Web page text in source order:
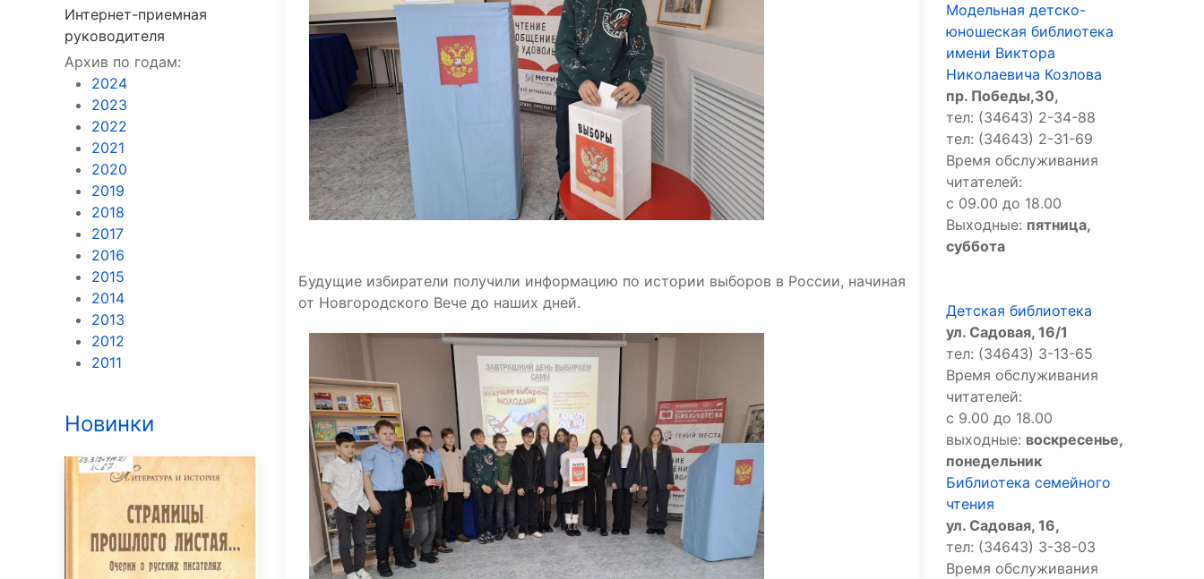
Интернет-приемная
руководителя
Архив по годам:
2024
2023
2022
2021
2020
2019
2018
2017
2016
2015
2014
2013
2012
2011
Новинки
Будущие избиратели получили информацию по истории выборов в России, начиная
от Новгородского Вече до наших дней.
Модельная детско-
юношеская библиотека
имени Виктора
Николаевича Козлова
пр. Победы,30,
тел: (34643) 2-34-88
тел: (34643) 2-31-69
Время обслуживания
читателей:
с 09.00 до 18.00
Выходные: пятница,
суббота
Детская библиотека
ул. Садовая, 16/1
тел: (34643) 3-13-65
Время обслуживания
читателей:
с 9.00 до 18.00
выходные: воскресенье,
понедельник
Библиотека семейного
чтения
ул. Садовая, 16,
тел: (34643) 3-38-03
Время обслуживания